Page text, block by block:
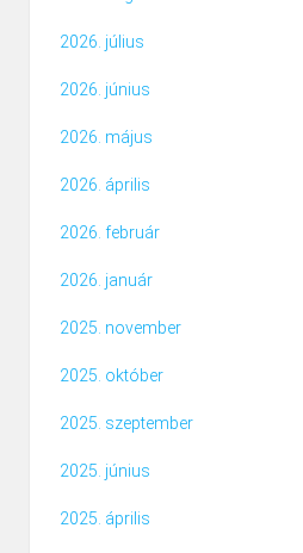
2026. július
2026. június
2026. május
2026. április
2026. február
2026. január
2025. november
2025. október
2025. szeptember
2025. június
2025. április